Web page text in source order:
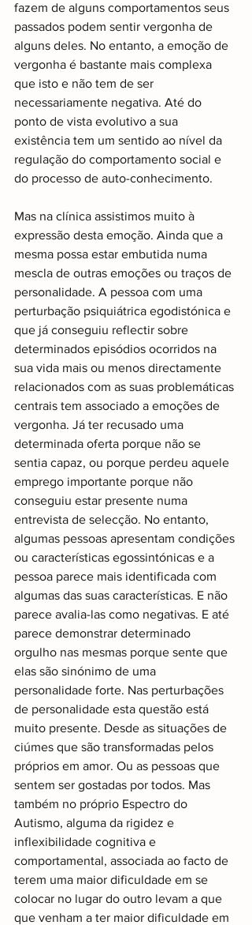
fazem de alguns comportamentos seus
passados podem sentir vergonha de
alguns deles. No entanto, a emoção de
vergonha é bastante mais complexa
que isto e não tem de ser
necessariamente negativa. Até do
ponto de vista evolutivo a sua
existência tem um sentido ao nível da
regulação do comportamento social e
do processo de auto-conhecimento.
Mas na clínica assistimos muito à
expressão desta emoção. Ainda que a
mesma possa estar embutida numa
mescla de outras emoções ou traços de
personalidade. A pessoa com uma
perturbação psiquiátrica egodistónica e
que já conseguiu reflectir sobre
determinados episódios ocorridos na
sua vida mais ou menos directamente
relacionados com as suas problemáticas
centrais tem associado a emoções de
vergonha. Já ter recusado uma
determinada oferta porque não se
sentia capaz, ou porque perdeu aquele
emprego importante porque não
conseguiu estar presente numa
entrevista de selecção. No entanto,
algumas pessoas apresentam condições
ou características egossintónicas e a
pessoa parece mais identificada com
algumas das suas características. E não
parece avalia-las como negativas. E até
parece demonstrar determinado
orgulho nas mesmas porque sente que
elas são sinónimo de uma
personalidade forte. Nas perturbações
de personalidade esta questão está
muito presente. Desde as situações de
ciúmes que são transformadas pelos
próprios em amor. Ou as pessoas que
sentem ser gostadas por todos. Mas
também no próprio Espectro do
Autismo, alguma da rigidez e
inflexibilidade cognitiva e
comportamental, associada ao facto de
terem uma maior dificuldade em se
colocar no lugar do outro levam a que
que venham a ter maior dificuldade em